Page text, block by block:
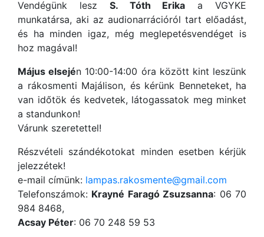
Vendégünk lesz S. Tóth Erika a VGYKE
munkatársa, aki az audionarrációról tart előadást,
és ha minden igaz, még meglepetésvendéget is
hoz magával!
Május elsején 10:00-14:00 óra között kint leszünk
a rákosmenti Majálison, és kérünk Benneteket, ha
van időtök és kedvetek, látogassatok meg minket
a standunkon!
Várunk szeretettel!
Részvételi szándékotokat minden esetben kérjük
jelezzétek!
e-mail címünk: lampas.rakosmente@gmail.com
Telefonszámok: Krayné Faragó Zsuzsanna: 06 70
984 8468,
Acsay Péter: 06 70 248 59 53